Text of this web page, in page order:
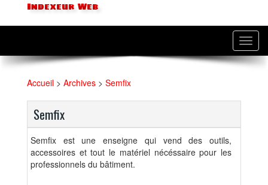
Indexeur Web
Accueil > Archives > Semfix
Semfix
Semfix est une enseigne qui vend des outils,
accessoires et tout le matériel nécéssaire pour les
professionnels du bâtiment.